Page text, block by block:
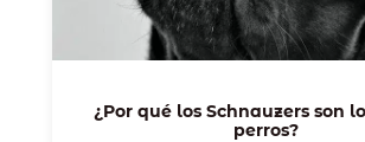
¿Por qué los Schnauzers son
perros?